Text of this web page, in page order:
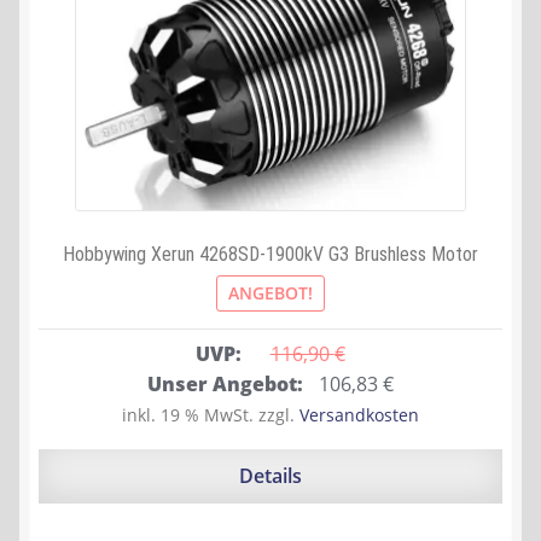
Hobbywing Xerun 4268SD-1900kV G3 Brushless Motor
ANGEBOT!
UVP: 116,90 €
Ursprünglicher
Preis
war:
Unser Angebot: 106,83€Aktueller
Preis
ist:
inkl. 19 % MwSt. zzgl. Versandkosten
Details